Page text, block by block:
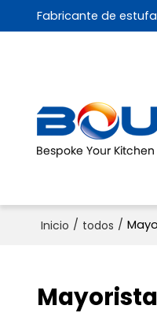
Fabricante de
Inicio / todos /